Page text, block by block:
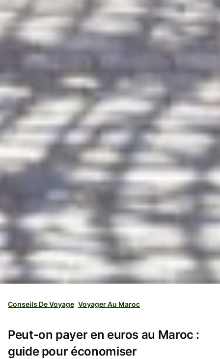
Conseils De Voyage Voyager Au Maroc
Peut-on payer en euros au Maroc :
guide pour économiser